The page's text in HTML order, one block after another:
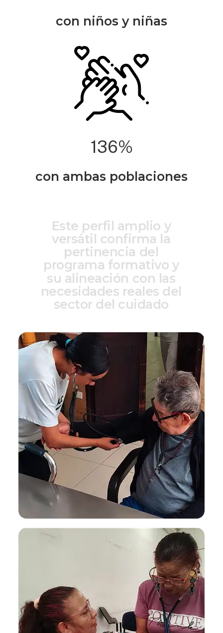
con niños y niñas
28,8%
con ambas poblaciones
Este perfil amplio y
versátil confirma la
pertinencia del
programa formativo y
su alineación con las
necesidades reales del
sector del cuidado